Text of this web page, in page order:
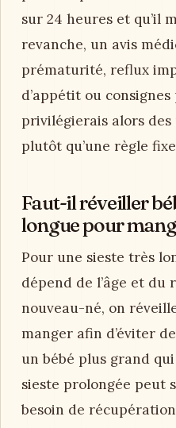
sur 24 heures et qu’il
revanche, un avis
prématurité, reflux
d’appétit ou
privilégierais alors
plutôt qu’une règle
Faut-il réveiller
longue pour
Pour une sieste très
dépend de l’âge et du
nouveau-né, on
manger afin d’éviter
un bébé plus grand
sieste prolongée peut
besoin de